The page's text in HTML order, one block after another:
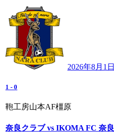
2026年8月1日
1 - 0
鞄工房山本AF橿原
奈良クラブ vs IKOMA FC 奈良